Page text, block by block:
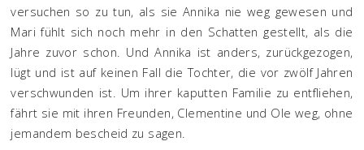
versuchen so zu tun, als sie Annika nie weg gewesen und
Mari fühlt sich noch mehr in den Schatten gestellt, als die
Jahre zuvor schon. Und Annika ist anders, zurückgezogen,
lügt und ist auf keinen Fall die Tochter, die vor zwölf Jahren
verschwunden ist. Um ihrer kaputten Familie zu entfliehen,
fährt sie mit ihren Freunden, Clementine und Ole weg, ohne
jemandem bescheid zu sagen.